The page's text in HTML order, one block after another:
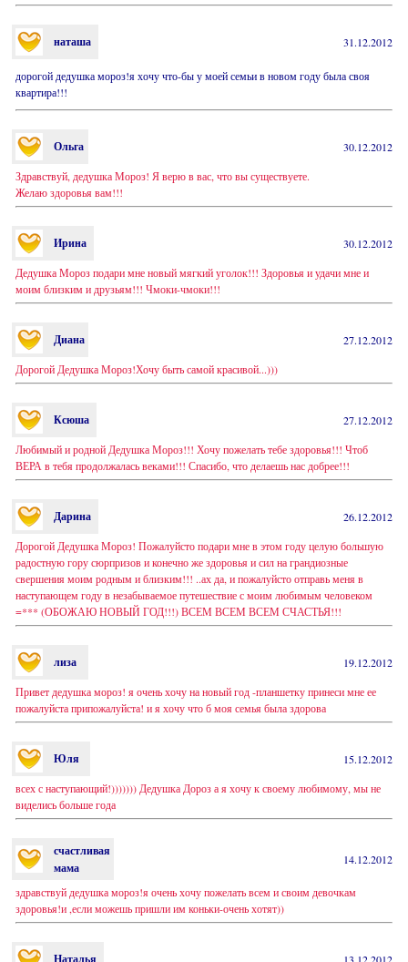
наташа 31.12.2012
дорогой дедушка мороз!я хочу что-бы у моей семьи в новом году была своя
квартира!!!
Ольга
30.12.2012
Здравствуй, дедушка Мороз! Я верю в вас, что вы существуете.
Желаю здоровья вам!!!
Ирина
30.12.2012
Дедушка Мороз подари мне новый мягкий уголок!!! Здоровья и удачи мне и
моим близким и друзьям!!! Чмоки-чмоки!!!
Диана
27.12.2012
Дорогой Дедушка Мороз!Хочу быть самой красивой...)))
Ксюша
27.12.2012
Любимый и родной Дедушка Мороз!!! Хочу пожелать тебе здоровья!!! Чтоб
ВЕРА в тебя продолжалась веками!!! Спасибо, что делаешь нас добрее!!!
Дарина
26.12.2012
Дорогой Дедушка Мороз! Пожалуйсто подари мне в этом году целую большую
радостную гору сюрпризов и конечно же здоровья и сил на грандиозные
свершения моим родным и близким!!! ..ах да, и пожалуйсто отправь меня в
наступающем году в незабываемое путешествие с моим любимым человеком
=*** (ОБОЖАЮ НОВЫЙ ГОД!!!) ВСЕМ ВСЕМ ВСЕМ СЧАСТЬЯ!!!
лиза
19.12.2012
Привет дедушка мороз! я очень хочу на новый год -планшетку принеси мне ее
пожалуйста припожалуйста! и я хочу что б моя семья была здорова
Юля
15.12.2012
всех с наступающий!))))))) Дедушка Дороз а я хочу к своему любимому, мы не
виделись больше года
счастливая
мама
14.12.2012
здравствуй дедушка мороз!я очень хочу пожелать всем и своим девочкам
здоровья!и ,если можешь пришли им коньки-очень хотят))